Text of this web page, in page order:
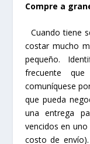
Compre a
Cuando tiene
costar mucho
pequeño.
frecuente
comuníquese
que pueda
una entrega
vencidos en
costo de